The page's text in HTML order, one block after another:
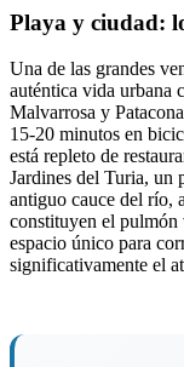
Playa y ciudad:
Una de las grandes
auténtica vida urbana
Malvarrosa y
15-20 minutos en
está repleto de
Jardines del Turia, un
antiguo cauce del río,
constituyen el pulmón
espacio único para
significativamente el